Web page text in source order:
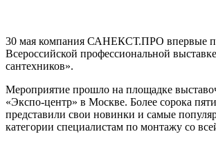
30 мая компания САНЕКСТ.ПРО впервые
Всероссийской профессиональной
сантехников».
Мероприятие прошло на площадке
«Экспо-центр» в Москве. Более сорока
представили свои новинки и самые
категории специалистам по монтажу со